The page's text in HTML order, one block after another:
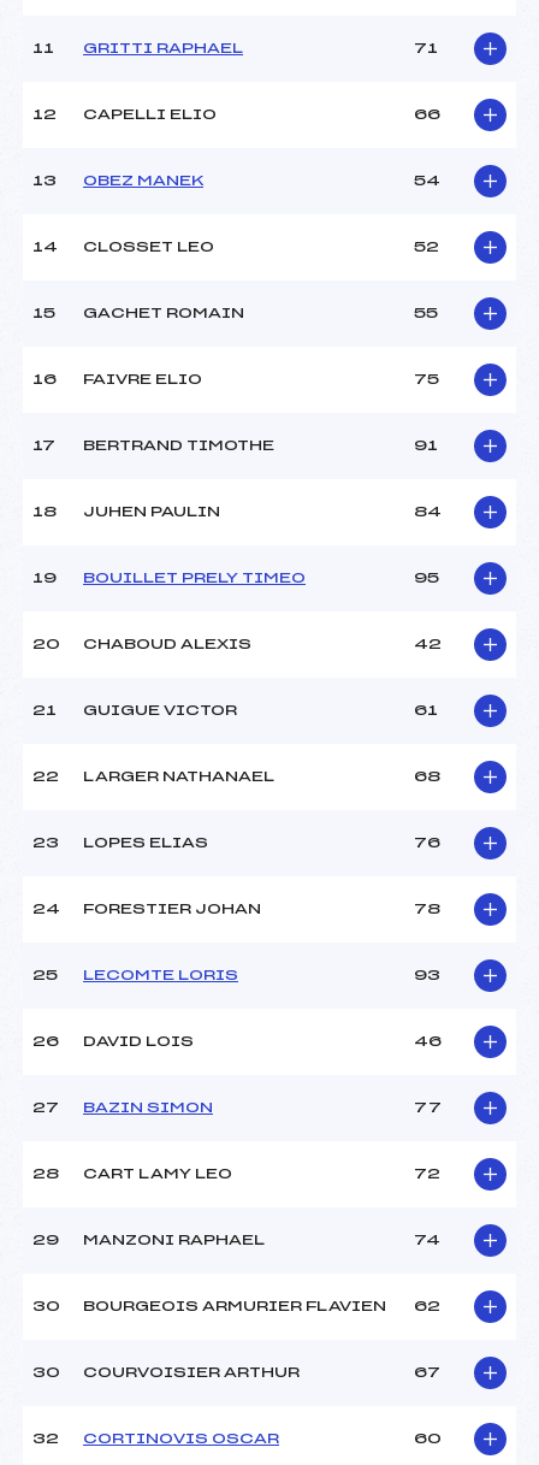
11 GRITTI RAPHAEL 71
12 CAPELLI ELIO 66
13 OBEZ MANEK 54
14 CLOSSET LEO 52
15 GACHET ROMAIN 55
16 FAIVRE ELIO 75
17 BERTRAND TIMOTHE 91
18 JUHEN PAULIN 84
19 BOUILLET PRELY TIMEO 95
20 CHABOUD ALEXIS 42
21 GUIGUE VICTOR 61
22 LARGER NATHANAEL 68
23 LOPES ELIAS 76
24 FORESTIER JOHAN 78
25 LECOMTE LORIS 93
26 DAVID LOIS 46
27 BAZIN SIMON 77
28 CART LAMY LEO 72
29 MANZONI RAPHAEL 74
30 BOURGEOIS ARMURIER FLAVIEN 62
30 COURVOISIER ARTHUR 67
32 CORTINOVIS OSCAR 60